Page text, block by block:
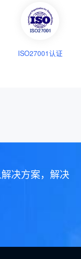
ISO27001认证
决方案，解决